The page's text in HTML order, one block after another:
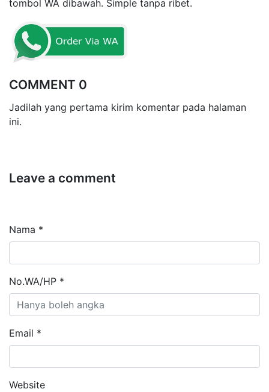
tombol WA dibawah. Simple tanpa ribet.
COMMENT 0
Jadilah yang pertama kirim komentar pada halaman
ini.
Leave a comment
Nama *
No.WA/HP *
Email *
Website